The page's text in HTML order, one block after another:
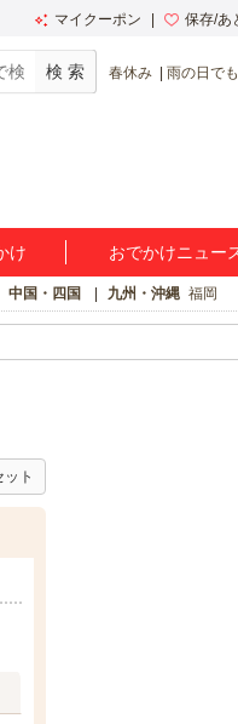
マイクーポン 保存/あ
春休み 雨の日で
け おでかけニュー
中国・四国 九州・沖縄 福岡
ト